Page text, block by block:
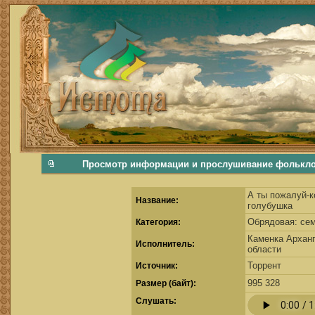
фольклорная музыка, фольклор хороводы бабушки русские народные песни послушать скачать каталог фольклора Скачать Поиск музыки, поиск фольклора, искать песни, как пели
Просмотр информации и прослушивание
Название:
А ты пожалуй-
голубушка
Категория: Обрядовая:
Исполнитель:
Каменка
области
Источник: Торрент
Размер (байт):
995 328
Cлушать: